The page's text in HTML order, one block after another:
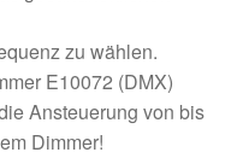
zu wählen.
E10072 (DMX)
Ansteuerung von bis
Dimmer!